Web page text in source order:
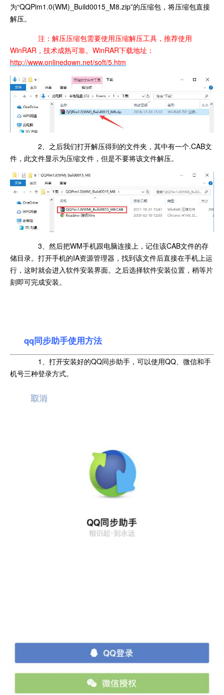
为“QQPim1.0(WM)_Build0015_M8.zip”的压缩包，将压缩包直接
解压。
注：解压压缩包需要使用压缩解压工具，推荐使用
WinRAR，技术成熟可靠。WinRAR下载地址：
http://www.onlinedown.net/soft/5.htm
2、之后我们打开解压得到的文件夹，其中有一个.CAB文
件，此文件显示为压缩文件，但是不要将该文件解压。
3、然后把WM手机跟电脑连接上，记住该CAB文件的存
储目录。打开手机的IA资源管理器，找到该文件后直接在手机上运
行，这时就会进入软件安装界面。之后选择软件安装位置，稍等片
刻即可完成安装。
qq同步助手使用方法
1、打开安装好的QQ同步助手，可以使用QQ、微信和手
机号三种登录方式。